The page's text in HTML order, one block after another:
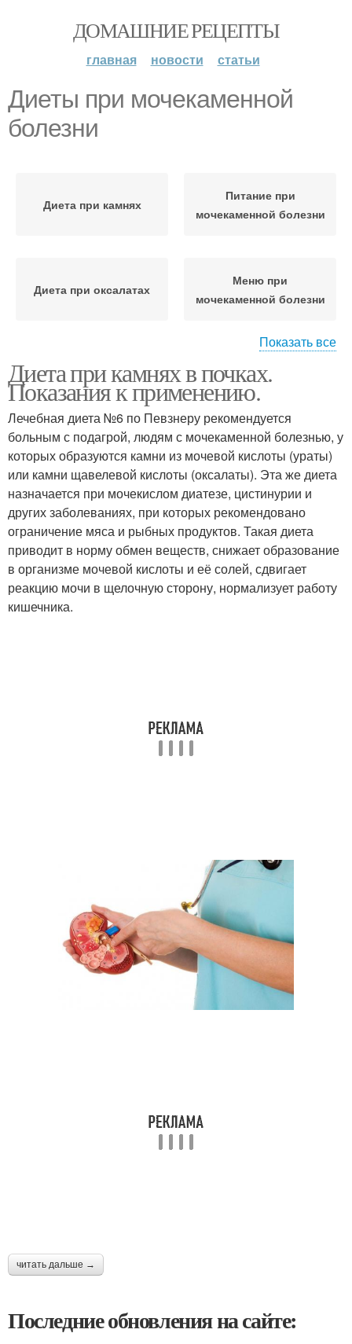
ДОМАШНИЕ РЕЦЕПТЫ
главная новости статьи
Диеты при мочекаменной
болезни
Диета при камнях
Питание при
мочекаменной болезни
Диета при оксалатах
Меню при
мочекаменной болезни
камнях
камнях
Диета при фосфатных
камнях
Диета для разных
видов
Мочекаменная болезнь
Показать все
Диета при камнях в почках.
Показания к применению.
Лечебная диета №6 по Певзнеру рекомендуется
больным с подагрой, людям с мочекаменной болезнью, у
которых образуются камни из мочевой кислоты (ураты)
или камни щавелевой кислоты (оксалаты). Эта же диета
назначается при мочекислом диатезе, цистинурии и
других заболеваниях, при которых рекомендовано
ограничение мяса и рыбных продуктов. Такая диета
приводит в норму обмен веществ, снижает образование
в организме мочевой кислоты и её солей, сдвигает
реакцию мочи в щелочную сторону, нормализует работу
кишечника.
читать дальше →
Последние обновления на сайте: